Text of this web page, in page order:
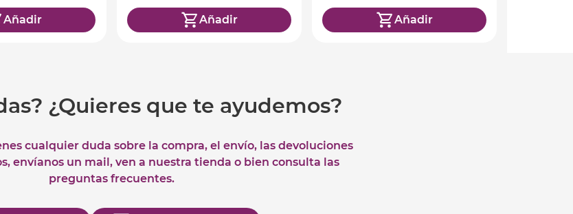
Añadir Añadir Añadir
¿Quieres que te ayudemos?
cualquier duda sobre la compra, el envío, las devoluciones
envíanos un mail, ven a nuestra tienda o bien consulta las
preguntas frecuentes.